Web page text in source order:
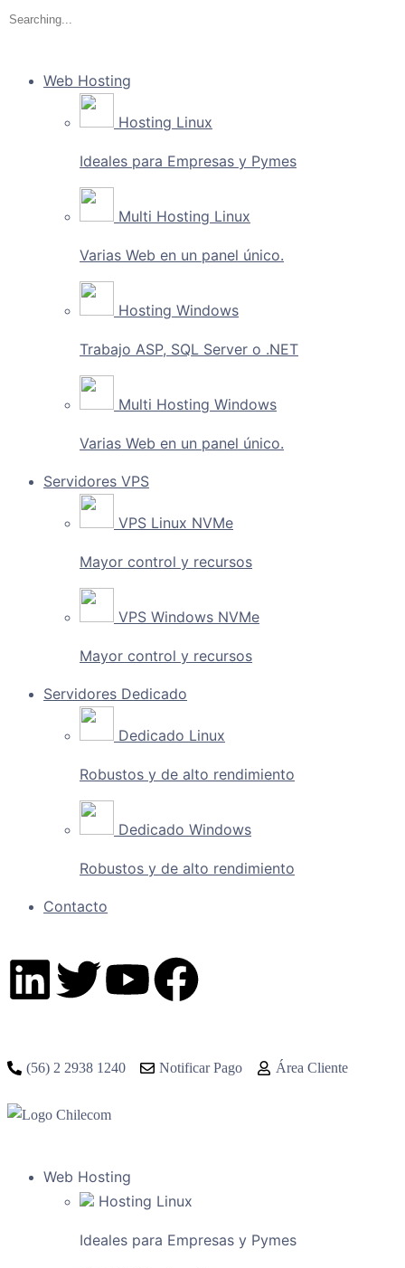
Web Hosting
Hosting Linux
Ideales para Empresas y Pymes
Multi Hosting Linux
Varias Web en un panel único.
Hosting Windows
Trabajo ASP, SQL Server o .NET
Multi Hosting Windows
Varias Web en un panel único.
Servidores VPS
VPS Linux NVMe
Mayor control y recursos
VPS Windows NVMe
Mayor control y recursos
Servidores Dedicado
Dedicado Linux
Robustos y de alto rendimiento
Dedicado Windows
Robustos y de alto rendimiento
Contacto
(56) 2 2938 1240 Notificar Pago Área Cliente
Web Hosting
Hosting Linux
Ideales para Empresas y Pymes